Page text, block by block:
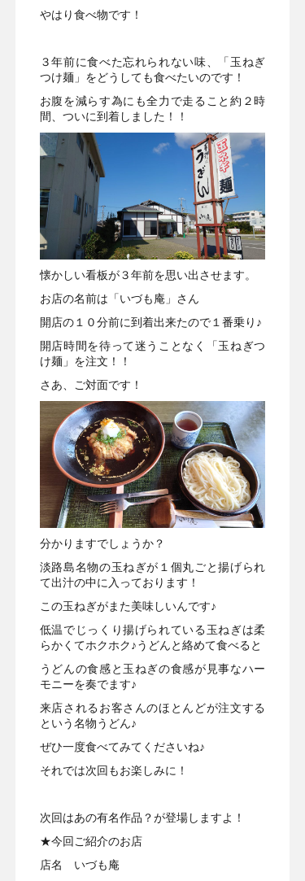
やはり食べ物です！
３年前に食べた忘れられない味、「玉ねぎ
つけ麺」をどうしても食べたいのです！
お腹を減らす為にも全力で走ること約２時
間、ついに到着しました！！
懐かしい看板が３年前を思い出させます。
お店の名前は「いづも庵」さん
開店の１０分前に到着出来たので１番乗り♪
開店時間を待って迷うことなく「玉ねぎつ
け麺」を注文！！
さあ、ご対面です！
分かりますでしょうか？
淡路島名物の玉ねぎが１個丸ごと揚げられ
て出汁の中に入っております！
この玉ねぎがまた美味しいんです♪
低温でじっくり揚げられている玉ねぎは柔
らかくてホクホク♪うどんと絡めて食べると
うどんの食感と玉ねぎの食感が見事なハー
モニーを奏でます♪
来店されるお客さんのほとんどが注文する
という名物うどん♪
ぜひ一度食べてみてくださいね♪
それでは次回もお楽しみに！
次回はあの有名作品？が登場しますよ！
★今回ご紹介のお店
店名 いづも庵